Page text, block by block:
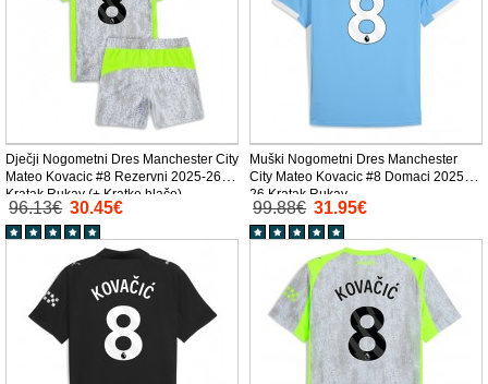
Dječji Nogometni Dres Manchester City
Mateo Kovacic #8 Rezervni 2025-26
Kratak Rukav (+ Kratke hlače)
96.13€ 30.45€
Muški Nogometni Dres Manchester
City Mateo Kovacic #8 Domaci 2025-
26 Kratak Rukav
99.88€ 31.95€